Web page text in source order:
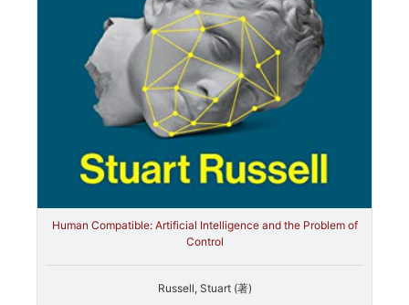
Human Compatible: Artificial Intelligence and the Problem of
Control
Russell, Stuart (著)